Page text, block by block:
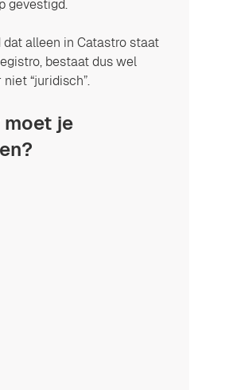
gevestigd.
dat alleen in Catastro staat
bestaat dus wel
niet “juridisch”.
moet je